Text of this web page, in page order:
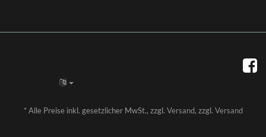
*Alle Preise inkl. gesetzlicher MwSt., zzgl. Versand, zzgl. Versand